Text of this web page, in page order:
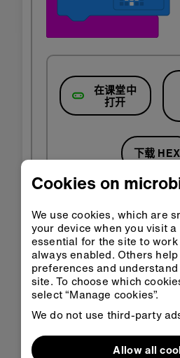
在课堂中
打开
下载 HEX
第 3 步：完善
修改程序来使用不同的表情
Cookies on
We use cookies, which are
your device when you visit
essential for the site to
always enabled. Others
preferences and
site. To choose which
select “Manage cookies”.
We do not use third-party
Allow all